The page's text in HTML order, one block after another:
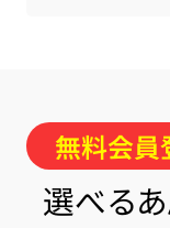
無料会員
選べる